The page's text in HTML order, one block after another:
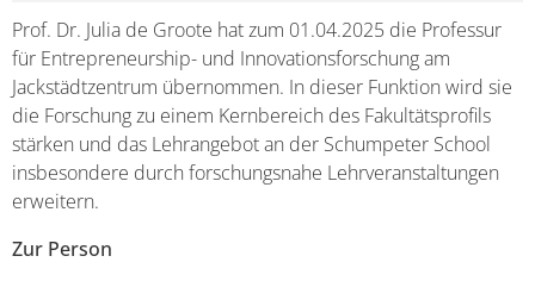
Prof. Dr. Julia de Groote hat zum 01.04.2025 die Professur
für Entrepreneurship- und Innovationsforschung am
Jackstädtzentrum übernommen. In dieser Funktion wird sie
die Forschung zu einem Kernbereich des Fakultätsprofils
stärken und das Lehrangebot an der Schumpeter School
insbesondere durch forschungsnahe Lehrveranstaltungen
erweitern.
Zur Person